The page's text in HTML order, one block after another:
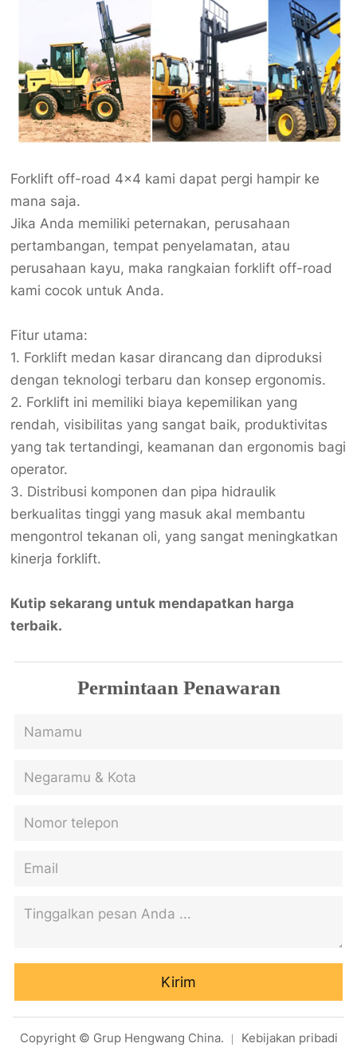
Forklift off-road 4×4 kami dapat pergi hampir ke
mana saja.
Jika Anda memiliki peternakan, perusahaan
pertambangan, tempat penyelamatan, atau
perusahaan kayu, maka rangkaian forklift off-road
kami cocok untuk Anda.
Fitur utama:
1. Forklift medan kasar dirancang dan diproduksi
dengan teknologi terbaru dan konsep ergonomis.
2. Forklift ini memiliki biaya kepemilikan yang
rendah, visibilitas yang sangat baik, produktivitas
yang tak tertandingi, keamanan dan ergonomis bagi
operator.
3. Distribusi komponen dan pipa hidraulik
berkualitas tinggi yang masuk akal membantu
mengontrol tekanan oli, yang sangat meningkatkan
kinerja forklift.
Kutip sekarang untuk mendapatkan harga
terbaik.
Permintaan Penawaran
Kirim
Copyright © Grup Hengwang China. Kebijakan pribadi